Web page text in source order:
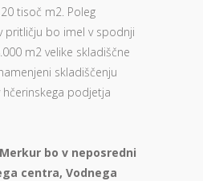
tisoč m2. Poleg
pritličju bo imel v spodnji
m2 velike skladiščne
skladiščenju
podjetja
bo v neposredni
centra, Vodnega